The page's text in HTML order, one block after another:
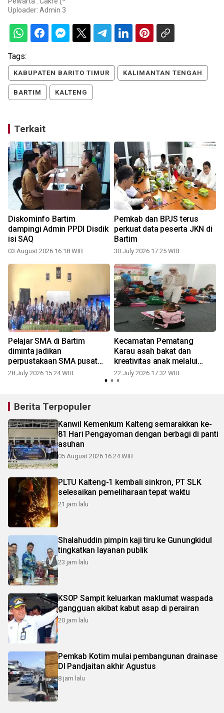
Uploader: Admin 3
Tags:
KABUPATEN BARITO TIMUR KALIMANTAN TENGAH
BARTIM KALTENG
Terkait
Diskominfo Bartim
dampingi Admin PPDI Disdik
isi SAQ
03 August 2026 16:18 WIB
Pemkab dan BPJS terus
perkuat data peserta JKN di
Bartim
30 July 2026 17:25 WIB
Pelajar SMA di Bartim
diminta jadikan
perpustakaan SMA pusat
gagasan dan inovasi
28 July 2026 15:24 WIB
Kecamatan Pematang
Karau asah bakat dan
kreativitas anak melalui
lomba
22 July 2026 17:32 WIB
Berita Terpopuler
Kanwil Kemenkum Kalteng semarakkan ke-
81 Hari Pengayoman dengan berbagi di panti
asuhan
05 August 2026 16:24 WIB
PLTU Kalteng-1 kembali sinkron, PT SLK
selesaikan pemeliharaan tepat waktu
21 jam lalu
Shalahuddin pimpin kaji tiru ke Gunungkidul
tingkatkan layanan publik
23 jam lalu
KSOP Sampit keluarkan maklumat waspada
gangguan akibat kabut asap di perairan
20 jam lalu
Pemkab Kotim mulai pembangunan drainase
DI Pandjaitan akhir Agustus
8 jam lalu